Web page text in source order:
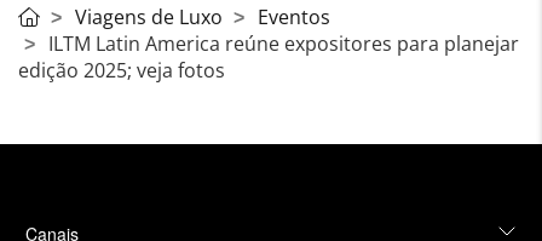
Viagens de Luxo
Eventos
ILTM Latin America reúne expositores para planejar
edição 2025; veja fotos
Canais